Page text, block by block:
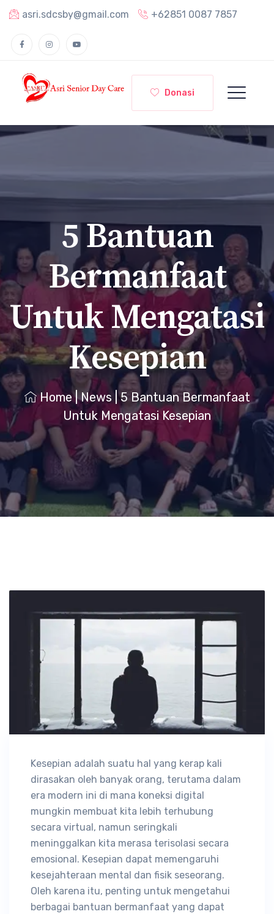
asri.sdcsby@gmail.com +62851 0087 7857
Donasi
5 Bantuan
Bermanfaat
Untuk Mengatasi
Kesepian
Home | News | 5 Bantuan Bermanfaat
Untuk Mengatasi Kesepian
Kesepian adalah suatu hal yang kerap kali
dirasakan oleh banyak orang, terutama dalam
era modern ini di mana koneksi digital
mungkin membuat kita lebih terhubung
secara virtual, namun seringkali
meninggalkan kita merasa terisolasi secara
emosional. Kesepian dapat memengaruhi
kesejahteraan mental dan fisik seseorang.
Oleh karena itu, penting untuk mengetahui
berbagai bantuan bermanfaat yang dapat